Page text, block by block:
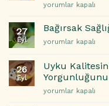
Uyku
Gizli
Mimarları:
Yatak
Daha
İyi
Uyku
İçin
yorumlar kapalı
27
Eyl
Bağırsak
Bağırsak
Zihninizin
Aynasıdır
için
yorumlar kapalı
26
Eyl
Uyku
Uyku
yorumlar kapalı